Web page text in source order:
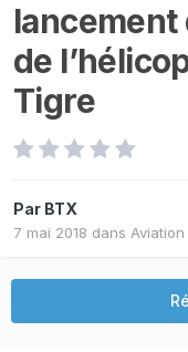
de
Tigre
Par BTX
7 mai 2018 dans